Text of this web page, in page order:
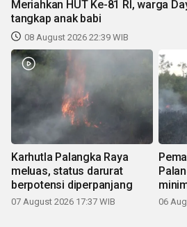
Meriahkan HUT Ke-81 RI, warga
tangkap anak babi
08 August 2026 22:39 WIB
Karhutla Palangka Raya
meluas, status darurat
berpotensi diperpanjang
07 August 2026 17:37 WIB 06